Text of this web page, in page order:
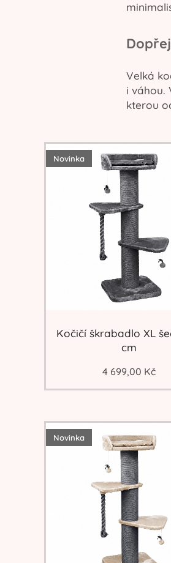
Velká
i váhou.
kterou
Kočičí škrabadlo XL
cm
Novinka
4 699,00 Kč
Novinka